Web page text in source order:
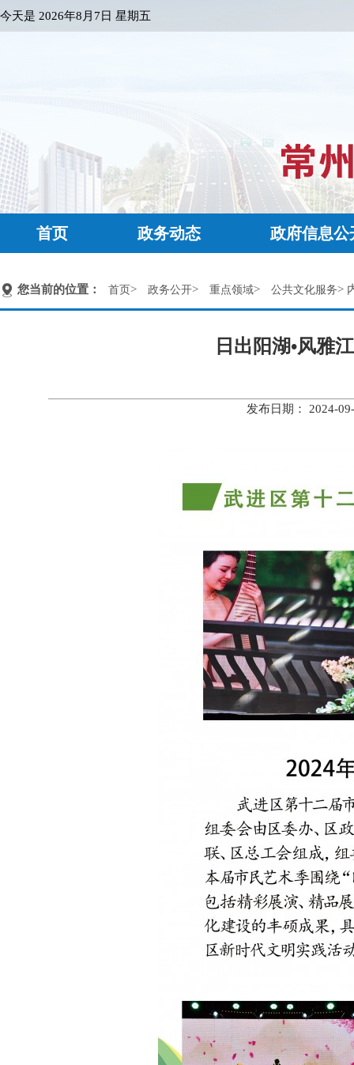
今天是 2026年8月7日 星期五
首页 政务动态 政府信息公
您当前的位置： 首页> 政务公开> 重点领域> 公共文化服务>
日出阳湖•风雅
发布日期： 2024-